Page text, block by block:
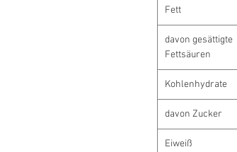
Fett
davon gesättigte
Fettsäuren
Kohlenhydrate
davon Zucker
Eiweiß